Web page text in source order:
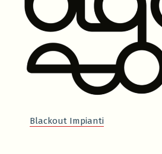
Blackout Impianti